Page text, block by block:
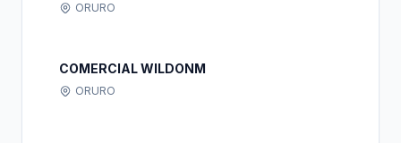
ORURO
COMERCIAL WILDONM
ORURO